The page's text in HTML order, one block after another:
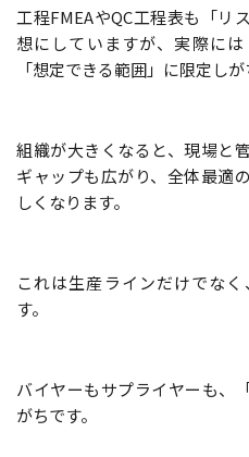
工程FMEAやQC工程表も「リ
想にしていますが、実際には
「想定できる範囲」に限定しが
組織が大きくなると、現場と
ギャップも広がり、全体最適
しくなります。
これは生産ラインだけでな
す。
バイヤーもサプライヤーも、
がちです。